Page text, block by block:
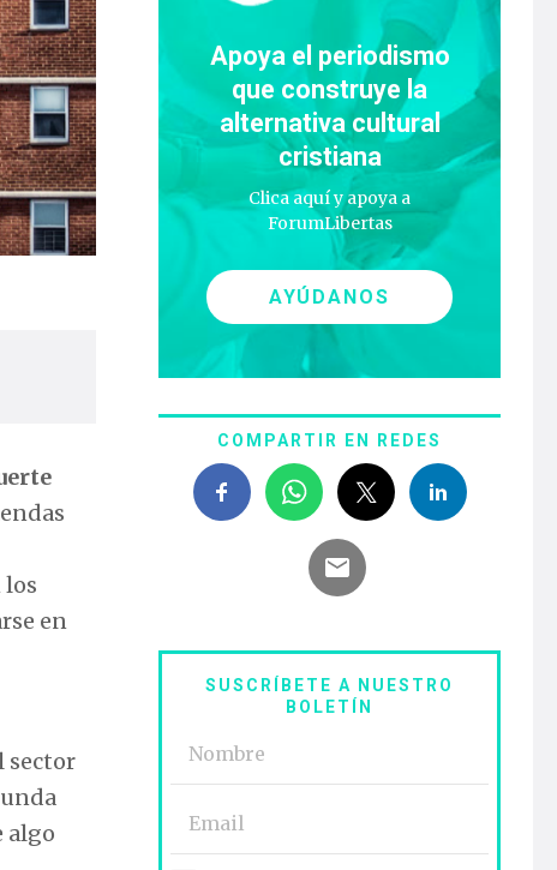
los
en
sector
algo
Apoya el periodismo
que construye la
alternativa cultural
cristiana
Clica aquí y apoya a
ForumLibertas
AYÚDANOS
COMPARTIR EN REDES
SUSCRÍBETE A NUESTRO
BOLETÍN